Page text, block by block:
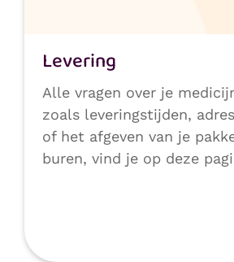
Levering
Alle vragen over je
zoals leveringstijden,
of het afgeven van je
buren, vind je op deze